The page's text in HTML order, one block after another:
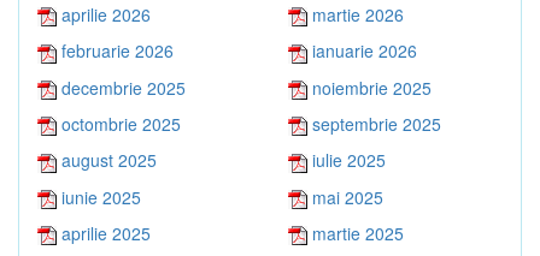
aprilie 2026
martie 2026
februarie 2026
ianuarie 2026
decembrie 2025
noiembrie 2025
octombrie 2025
septembrie 2025
august 2025
iulie 2025
iunie 2025
mai 2025
aprilie 2025
martie 2025